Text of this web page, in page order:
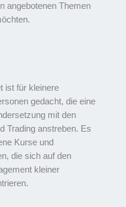
angebotenen Themen
ist für kleinere
gedacht, die eine
mit den
Trading anstreben. Es
Kurse und
die sich auf den
kleiner